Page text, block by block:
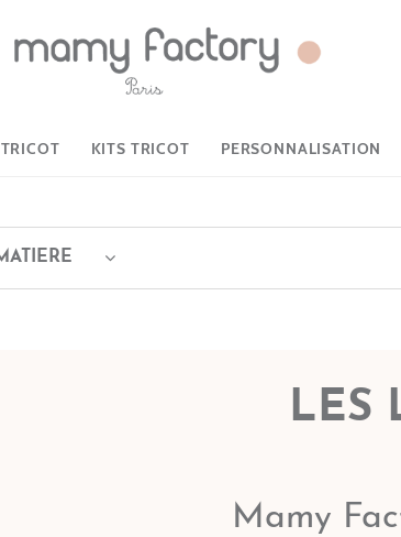
KITS TRICOT PERSONNALISATION
LES
Mamy